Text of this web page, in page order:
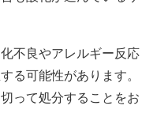
不良やアレルギー反応
る可能性があります。
って処分することをお